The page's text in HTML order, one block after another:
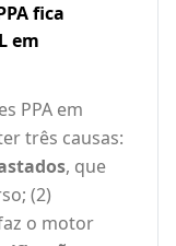
fica
em
PPA em
três causas:
, que
(2)
o motor